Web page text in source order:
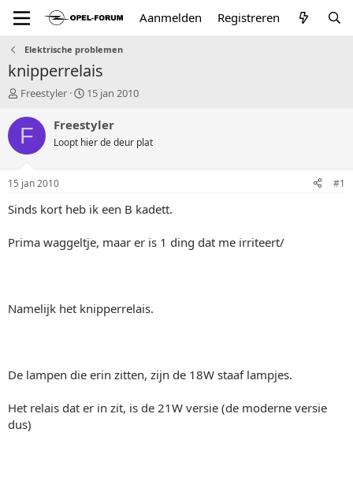
Aanmelden Registreren
Elektrische problemen
knipperrelais
T
p
t
a
r
r
Freestyler
S
a
r
t
u
15 jan 2010
F Freestyler
Loopt hier de deur plat
15 jan 2010 #1
Sinds kort heb ik een B kadett.
Prima waggeltje, maar er is 1 ding dat me irriteert/
Namelijk het knipperrelais.
De lampen die erin zitten, zijn de 18W staaf lampjes.
Het relais dat er in zit, is de 21W versie (de moderne versie
dus)